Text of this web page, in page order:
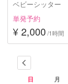
ベビーシッター
単発予約
¥ 2,000 /1時間
日 月